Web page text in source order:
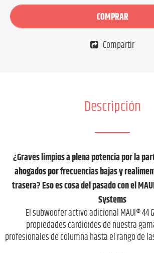
COMPRAR
Compartir
Descripción
¿Graves limpios a plena potencia por la
ahogados por frecuencias bajas y
trasera? Eso es cosa del pasado con el
Systems
El subwoofer activo adicional MAUI® 44
propiedades cardioides de nuestra
profesionales de columna hasta el rango de